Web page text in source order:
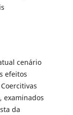
cenário
efeitos
examinados
da